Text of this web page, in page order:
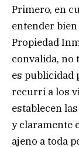
Primero, en
entender
Propiedad
convalida, no
es publicidad
recurrí a los
establecen
y claramente
ajeno a toda